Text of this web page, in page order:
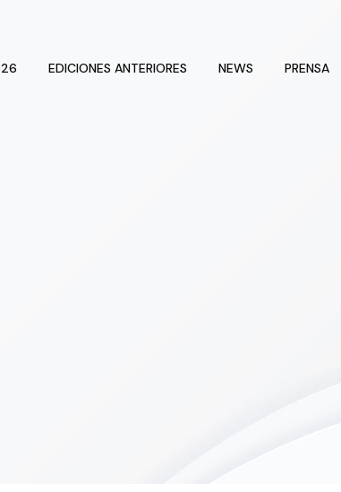
EDICIONES ANTERIORES NEWS PRENSA